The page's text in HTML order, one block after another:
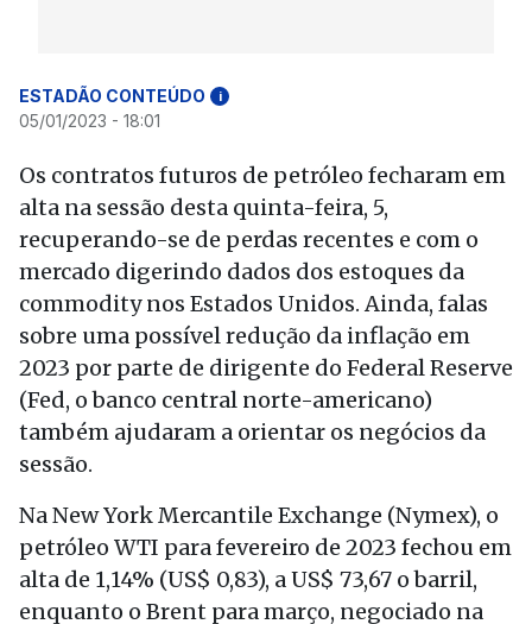
ESTADÃO CONTEÚDO i
05/01/2023 - 18:01
Os contratos futuros de petróleo fecharam em
alta na sessão desta quinta-feira, 5,
recuperando-se de perdas recentes e com o
mercado digerindo dados dos estoques da
commodity nos Estados Unidos. Ainda, falas
sobre uma possível redução da inflação em
2023 por parte de dirigente do Federal Reserve
(Fed, o banco central norte-americano)
também ajudaram a orientar os negócios da
sessão.
Na New York Mercantile Exchange (Nymex), o
petróleo WTI para fevereiro de 2023 fechou em
alta de 1,14% (US$ 0,83), a US$ 73,67 o barril,
enquanto o Brent para março, negociado na